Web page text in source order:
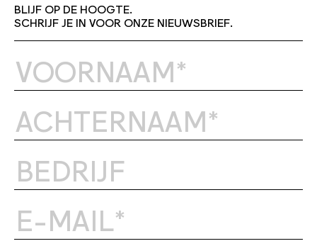
BLIJF OP DE HOOGTE.
SCHRIJF JE IN VOOR ONZE NIEUWSBRIEF.